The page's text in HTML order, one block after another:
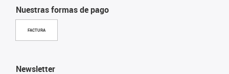
Nuestras formas de pago
FACTURA
Newsletter